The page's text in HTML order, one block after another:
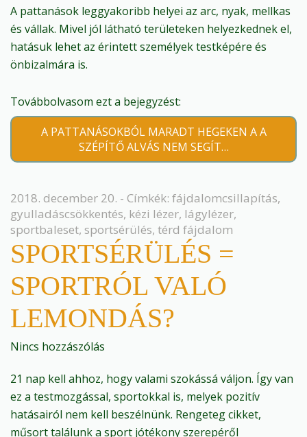
A pattanások leggyakoribb helyei az arc, nyak, mellkas
és vállak. Mivel jól látható területeken helyezkednek el,
hatásuk lehet az érintett személyek testképére és
önbizalmára is.
Továbbolvasom ezt a bejegyzést:
A PATTANÁSOKBÓL MARADT HEGEKEN A A
SZÉPÍTŐ ALVÁS NEM SEGÍT…
2018. december 20. - Címkék: fájdalomcsillapítás,
gyulladáscsökkentés, kézi lézer, lágylézer,
sportbaleset, sportsérülés, térd fájdalom
SPORTSÉRÜLÉS =
SPORTRÓL VALÓ
LEMONDÁS?
Nincs hozzászólás
21 nap kell ahhoz, hogy valami szokássá váljon. Így van
ez a testmozgással, sportokkal is, melyek pozitív
hatásairól nem kell beszélnünk. Rengeteg cikket,
műsort találunk a sport jótékony szerepéről